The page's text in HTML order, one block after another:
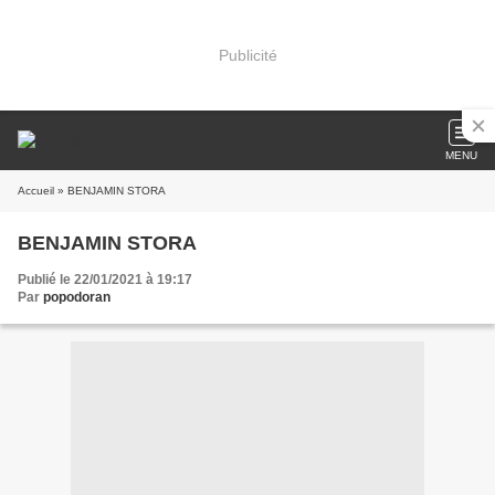
Publicité
MENU
Accueil » BENJAMIN STORA
BENJAMIN STORA
Publié le 22/01/2021 à 19:17
Par popodoran